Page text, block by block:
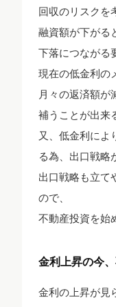
回収のリスクを
融資額が下がる
下落につながる
現在の低金利の
月々の返済額が
補うことが出来
又、低金利によ
る為、出口戦略
出口戦略も立て
ので、
不動産投資を始
金利上昇の今
金利の上昇が見